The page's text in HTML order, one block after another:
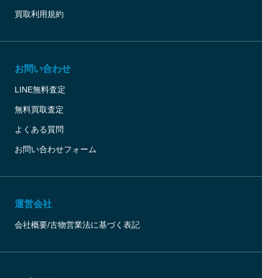
買取利用規約
お問い合わせ
LINE無料査定
無料買取査定
よくある質問
お問い合わせフォーム
運営会社
会社概要/古物営業法に基づく表記